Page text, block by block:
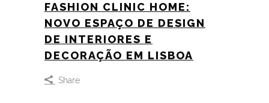
FASHION CLINIC HOME:
NOVO ESPAÇO DE DESIGN
DE INTERIORES E
DECORAÇÃO EM LISBOA
Share